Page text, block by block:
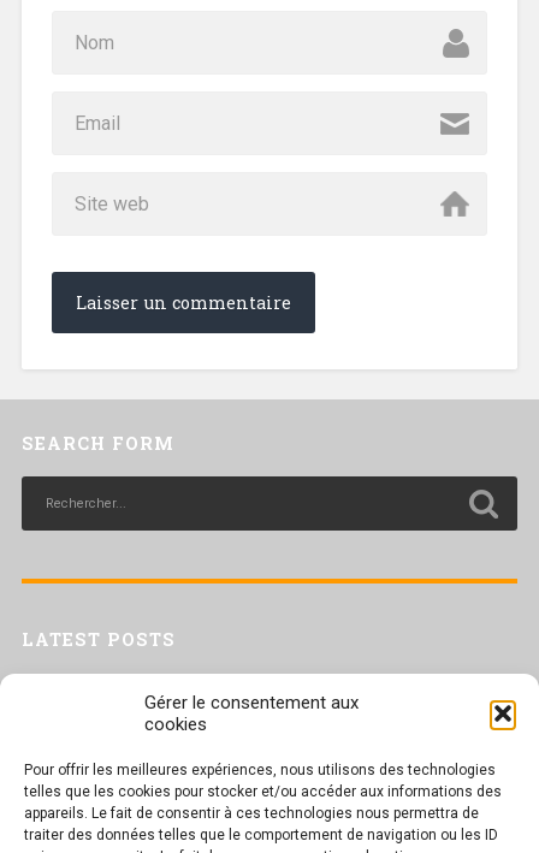
Gérer le consentement aux
cookies
Pour offrir les meilleures expériences, nous utilisons des technologies
telles que les cookies pour stocker et/ou accéder aux informations des
appareils. Le fait de consentir à ces technologies nous permettra de
traiter des données telles que le comportement de navigation ou les ID
SEARCH FORM
LATEST POSTS
Trac confédéral sur les situations de travail par forte chaleur
Séance plénière du CESER du 23 juin 2026
Tract UD 25 — Une nouvelle attaque contre nos droits : les arrêts
maladie